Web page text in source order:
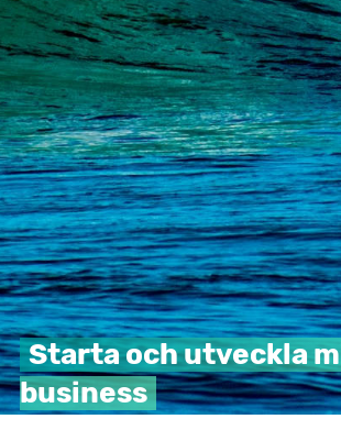
Starta och utveckla
business